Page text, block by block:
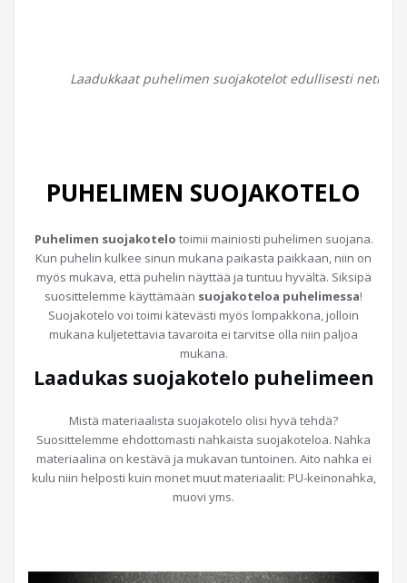
Laadukkaat puhelimen suojakotelot edullisesti netistä
PUHELIMEN SUOJAKOTELO
Puhelimen suojakotelo toimii mainiosti puhelimen suojana.
Kun puhelin kulkee sinun mukana paikasta paikkaan, niin on
myös mukava, että puhelin näyttää ja tuntuu hyvältä. Siksipä
suosittelemme käyttämään suojakoteloa puhelimessa!
Suojakotelo voi toimi kätevästi myös lompakkona, jolloin
mukana kuljetettavia tavaroita ei tarvitse olla niin paljoa
mukana.
Laadukas suojakotelo puhelimeen
Mistä materiaalista suojakotelo olisi hyvä tehdä?
Suosittelemme ehdottomasti nahkaista suojakoteloa. Nahka
materiaalina on kestävä ja mukavan tuntoinen. Aito nahka ei
kulu niin helposti kuin monet muut materiaalit: PU-keinonahka,
muovi yms.